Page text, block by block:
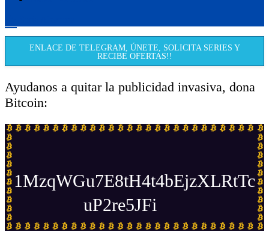
ENLACE DE TELEGRAM, ÚNETE, SOLICITA SERIES Y
RECIBE OFERTAS!!
Ayudanos a quitar la publicidad invasiva, dona
Bitcoin:
1MzqWGu7E8tH4t4bEjzXLRtTc
uP2re5JFi